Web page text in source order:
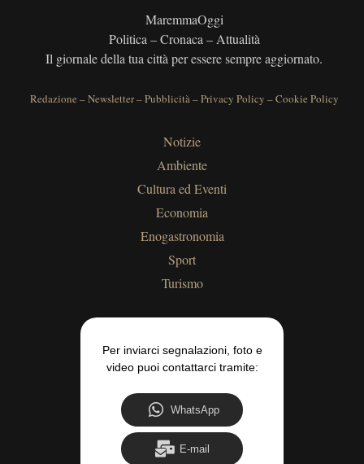
MaremmaOggi
Politica – Cronaca – Attualità
Il giornale della tua città per essere sempre aggiornato.
Redazione –Newsletter–Pubblicità–Privacy Policy –Cookie Policy
Notizie
Ambiente
Cultura ed Eventi
Economia
Enogastronomia
Sport
Turismo
Per inviarci segnalazioni, foto e
video puoi contattarci tramite:
WhatsApp
E-mail